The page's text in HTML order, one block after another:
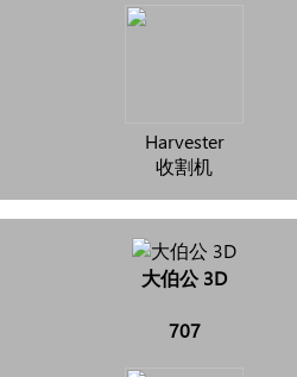
Harvester
收割机
大伯公 3D
707